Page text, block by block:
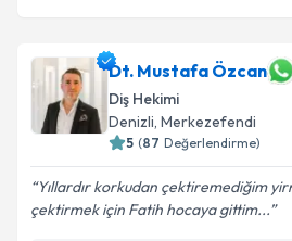
Dt. Mustafa Özcan
Diş Hekimi
Denizli, Merkezefendi
5 (87 Değerlendirme)
Yıllardır korkudan çektiremediğim
çektirmek için Fatih hocaya gittim...